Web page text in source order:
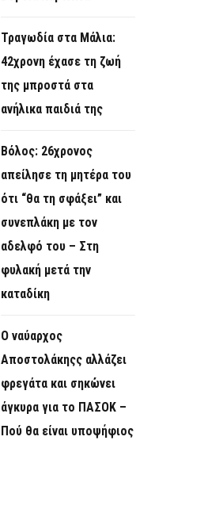
Τραγωδία στα Μάλια:
42χρονη έχασε τη ζωή
της μπροστά στα
ανήλικα παιδιά της
Βόλος: 26χρονος
απείλησε τη μητέρα του
ότι “θα τη σφάξει” και
συνεπλάκη με τον
αδελφό του – Στη
φυλακή μετά την
καταδίκη
Ο ναύαρχος
Αποστολάκηςς αλλάζει
φρεγάτα και σηκώνει
άγκυρα για το ΠΑΣΟΚ –
Πού θα είναι υποψήφιος